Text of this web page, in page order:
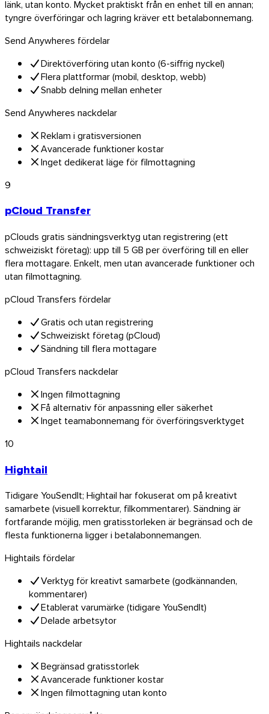
länk, utan konto. Mycket praktiskt från en enhet till en annan;
tyngre överföringar och lagring kräver ett betalabonnemang.
Send Anywheres fördelar
Direktöverföring utan konto (6-siffrig nyckel)
Flera plattformar (mobil, desktop, webb)
Snabb delning mellan enheter
Send Anywheres nackdelar
Reklam i gratisversionen
Avancerade funktioner kostar
Inget dedikerat läge för filmottagning
9
pCloud Transfer
pClouds gratis sändningsverktyg utan registrering (ett
schweiziskt företag): upp till 5 GB per överföring till en eller
flera mottagare. Enkelt, men utan avancerade funktioner och
utan filmottagning.
pCloud Transfers fördelar
Gratis och utan registrering
Schweiziskt företag (pCloud)
Sändning till flera mottagare
pCloud Transfers nackdelar
Ingen filmottagning
Få alternativ för anpassning eller säkerhet
Inget teamabonnemang för överföringsverktyget
10
Hightail
Tidigare YouSendIt; Hightail har fokuserat om på kreativt
samarbete (visuell korrektur, filkommentarer). Sändning är
fortfarande möjlig, men gratisstorleken är begränsad och de
flesta funktionerna ligger i betalabonnemangen.
Hightails fördelar
Verktyg för kreativt samarbete (godkännanden,
kommentarer)
Etablerat varumärke (tidigare YouSendIt)
Delade arbetsytor
Hightails nackdelar
Begränsad gratisstorlek
Avancerade funktioner kostar
Ingen filmottagning utan konto